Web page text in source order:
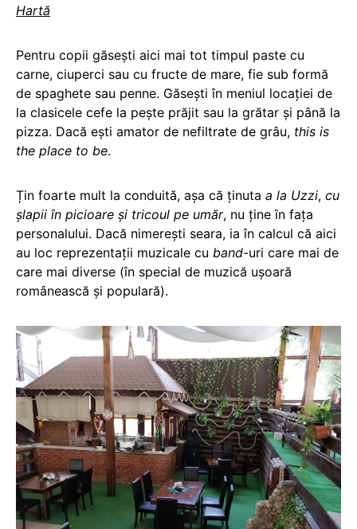
Hartă
Pentru copii găsești aici mai tot timpul paste cu
carne, ciuperci sau cu fructe de mare, fie sub formă
de spaghete sau penne. Găsești în meniul locației de
la clasicele cefe la pește prăjit sau la grătar și până la
pizza. Dacă ești amator de nefiltrate de grâu, this is
the place to be.
Țin foarte mult la conduită, așa că ținuta a la Uzzi, cu
șlapii în picioare și tricoul pe umăr, nu ține în fața
personalului. Dacă nimerești seara, ia în calcul că aici
au loc reprezentații muzicale cu band-uri care mai de
care mai diverse (în special de muzică ușoară
românească și populară).